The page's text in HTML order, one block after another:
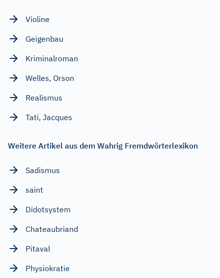
Violine
Geigenbau
Kriminalroman
Welles, Orson
Realismus
Tati, Jacques
Weitere Artikel aus dem Wahrig Fremdwörterlexikon
Sadismus
saint
Didotsystem
Chateaubriand
Pitaval
Physiokratie